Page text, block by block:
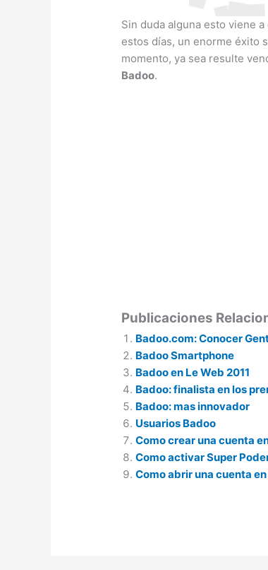
Sin duda alguna esto viene
estos días, un enorme éxito
momento, ya sea resulte
Badoo.
Publicaciones
Badoo.com: Conocer
Badoo Smartphone
Badoo en Le Web 2011
Badoo: finalista en los
Badoo: mas innovador
Usuarios Badoo
Como crear una cuenta
Como activar Super
Como abrir una cuenta